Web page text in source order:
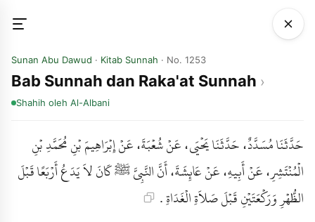
Sunan Abu Dawud · Kitab Sunnah · No. 1253
Bab Sunnah dan Raka'at Sunnah
Shahih oleh Al-Albani
حَدَّثَنَا مُسَدَّدٌ، حَدَّثَنَا يَحْيَى، عَنْ شُعْبَةَ، عَنْ إِبْرَاهِيمَ بْنِ مُحَمَّدِ بْنِ
الْمُنْتَشِرِ، عَنْ أَبِيهِ، عَنْ عَائِشَةَ، أَنَّ النَّبِيَّ ﷺ كَانَ لاَ يَدَعُ أَرْبَعًا قَبْلَ
الظُّهْرِ وَرَكْعَتَيْنِ قَبْلَ صَلاَةِ الْغَدَاةِ .